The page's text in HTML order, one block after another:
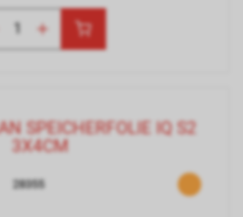
SPEICHERFOLIE IQ S2
3X4CM
28355